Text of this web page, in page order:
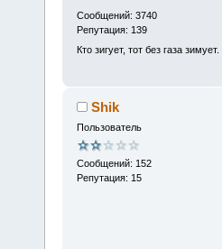
Сообщений: 3740
Репутация: 139
Кто зигует, тот без газа зимует.
Shik
Пользователь
Сообщений: 152
Репутация: 15